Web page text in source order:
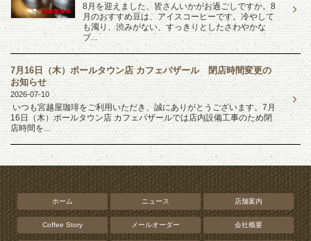
8月を迎えました、皆さんいかがお過ごしですか。8
月のおすすめ豆は、アイスコーヒーです。冷やして
も濁り、渋みがない、すっきりとしたさわやかな
ブ...
7月16日（木）ポールタウン店 カフェバザール 閉店時間変更の
お知らせ
2026-07-10
いつも宮越屋珈琲をご利用いただき、誠にありがとうございます。7月
16日（木）ポールタウン店 カフェバザールでは店内設備工事のため閉
店時間を...
ホーム ニュース 店舗案内
Coffee Story メールオーダー 会社概要